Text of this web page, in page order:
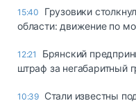
15:40
Грузовики
области: движение по
12:21
Брянский
штраф за негабаритный
10:39 Стали известны